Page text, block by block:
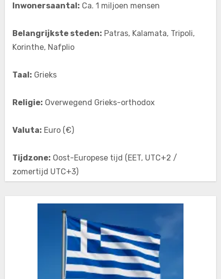
Inwonersaantal: Ca. 1 miljoen mensen
Belangrijkste steden: Patras, Kalamata, Tripoli,
Korinthe, Nafplio
Taal: Grieks
Religie: Overwegend Grieks-orthodox
Valuta: Euro (€)
Tijdzone: Oost-Europese tijd (EET, UTC+2 /
zomertijd UTC+3)